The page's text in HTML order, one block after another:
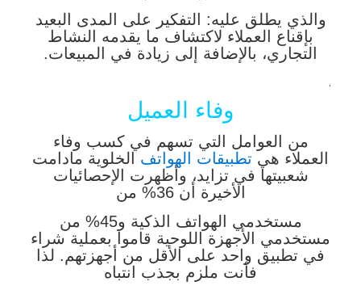
والذي يطلق عليه: التفكير على المدى البعيد
بإقناع العملاء لاكتشاف ما يقدمه النشاط
التجاري، بالإضافة إلى زيادة في المبيعات.
.
وفاء العميل
من العوامل التي تسهم في كسب وفاء
العملاء هي تطبيقات الهواتف الخلوية مادامت
شعبيتها في تزايد، وأظهرت الإحصائيات
الأخيرة أن 36% من
مستخدمي الهواتف الذكية و45% من
مستخدمي الأجهزة اللوحية قاموا بعملية شراء
في تطبيق واحد على الأقل من أجهزتهم. لذا
فأنت ملزم بجذب انتباه